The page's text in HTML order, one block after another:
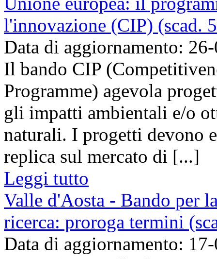
l'innovazione (CIP) (scad.
Data di aggiornamento:
Il bando CIP
Programme) agevola
gli impatti ambientali e/o
naturali. I progetti devono
replica sul mercato di [...]
Leggi tutto
Valle d'Aosta - Bando per
ricerca: proroga termini
Data di aggiornamento: